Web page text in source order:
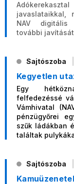
javaslataikkal,
NAV digitális
további
Sajtószoba
Kegyetlen
Egy
felfedezéssé
Vámhivatal
pénzügyőrei
szűk ládákban
találtak
Sajtószoba